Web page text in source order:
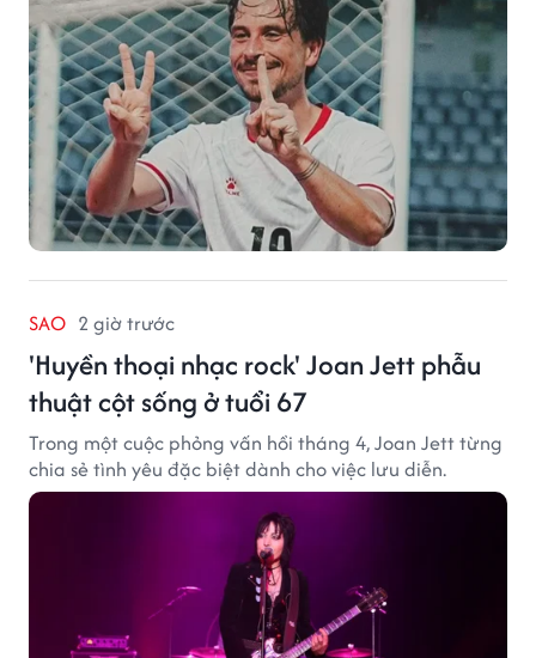
SAO 2 giờ trước
'Huyền thoại nhạc rock' Joan Jett phẫu
thuật cột sống ở tuổi 67
Trong một cuộc phỏng vấn hồi tháng 4, Joan Jett từng
chia sẻ tình yêu đặc biệt dành cho việc lưu diễn.